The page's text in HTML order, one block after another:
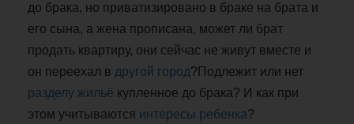
до брака, но приватизировано в браке на брата и
его сына, а жена прописана, может ли брат
продать квартиру, они сейчас не живут вместе и
он переехал в другой город?Подлежит или нет
разделу жильё купленное до брака? И как при
этом учитываются интересы ребенка?